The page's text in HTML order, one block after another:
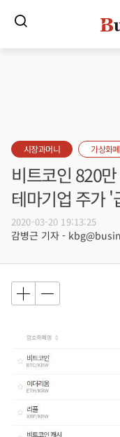
시장과머니 가상화폐
비트코인 820
테마기업 주가 '
2020-03-20 19:13:25
감병근 기자 -